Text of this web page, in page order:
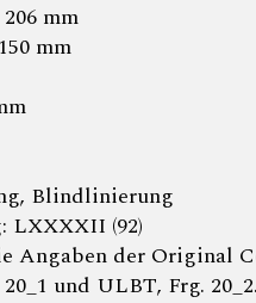
mm
mm
Blindlinierung
LXXXXII (92)
Angaben der Original
und ULBT, Frg.